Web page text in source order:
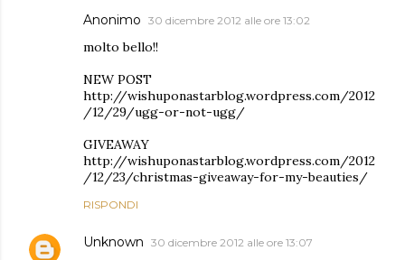
Anonimo 30 dicembre 2012 alle ore 13:02
molto bello!!
NEW POST
http://wishuponastarblog.wordpress.com/2012
/12/29/ugg-or-not-ugg/
GIVEAWAY
http://wishuponastarblog.wordpress.com/2012
/12/23/christmas-giveaway-for-my-beauties/
RISPONDI
Unknown 30 dicembre 2012 alle ore 13:07